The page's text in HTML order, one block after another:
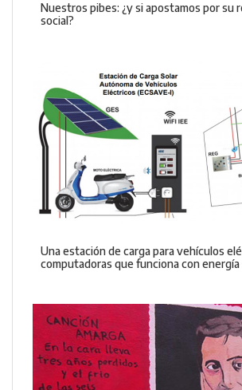
Nuestros pibes: ¿y si apostamos por su
social?
Una estación de carga para vehículos
computadoras que funciona con energía